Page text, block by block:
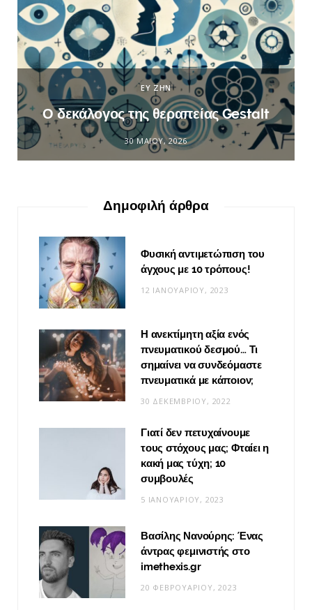
ΕΥ ΖΗΝ
Ο δεκάλογος της θεραπείας Gestalt
30 ΜΑΪ́ΟΥ, 2026
Δημοφιλή άρθρα
Φυσική αντιμετώπιση του
άγχους με 10 τρόπους!
12 ΙΑΝΟΥΑΡΊΟΥ, 2023
Η ανεκτίμητη αξία ενός
πνευματικού δεσμού… Τι
σημαίνει να συνδεόμαστε
πνευματικά με κάποιον;
30 ΔΕΚΕΜΒΡΊΟΥ, 2022
Γιατί δεν πετυχαίνουμε
τους στόχους μας; Φταίει η
κακή μας τύχη; 10
συμβουλές
5 ΙΑΝΟΥΑΡΊΟΥ, 2023
Βασίλης Νανούρης: Ένας
άντρας φεμινιστής στο
imethexis.gr
20 ΦΕΒΡΟΥΑΡΊΟΥ, 2023